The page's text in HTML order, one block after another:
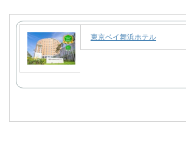
東京ベイ舞浜ホテル